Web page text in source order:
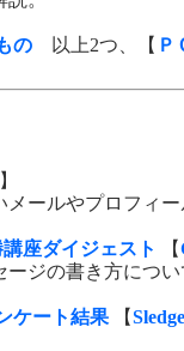
の 以上2つ、【 Ｐ
】
ールやプロフィ
座ダイジェスト 【
ージの書き方につ
ケート結果 【